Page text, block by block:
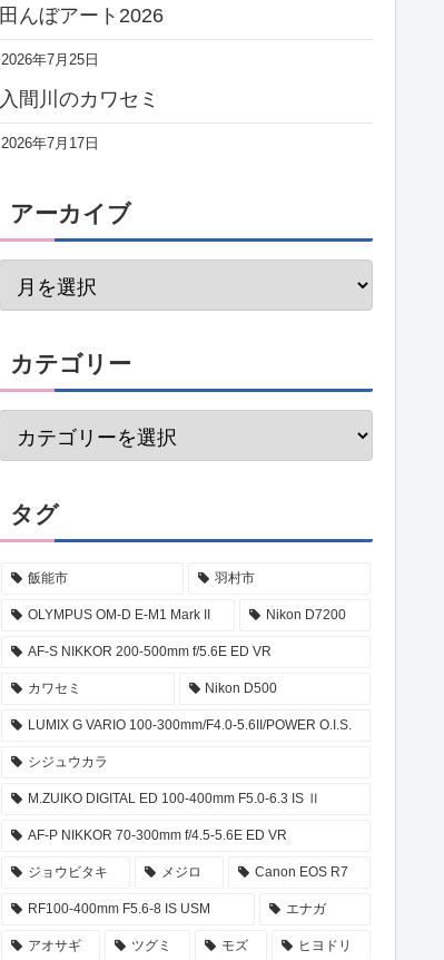
田んぼアート2026
2026年7月25日
入間川のカワセミ
2026年7月17日
アーカイブ
カテゴリー
タグ
飯能市 羽村市
OLYMPUS OM-D E-M1 Mark II Nikon D7200
AF-S NIKKOR 200-500mm f/5.6E ED VR
カワセミ Nikon D500
LUMIX G VARIO 100-300mm/F4.0-5.6II/POWER O.I.S.
シジュウカラ
M.ZUIKO DIGITAL ED 100-400mm F5.0-6.3 IS Ⅱ
AF-P NIKKOR 70-300mm f/4.5-5.6E ED VR
ジョウビタキ メジロ Canon EOS R7
RF100-400mm F5.6-8 IS USM エナガ
アオサギ ツグミ モズ ヒヨドリ